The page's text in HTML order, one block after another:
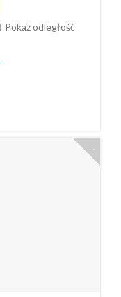
Pokaż odległość